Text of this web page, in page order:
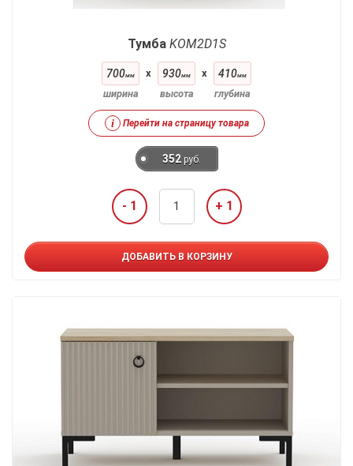
Тумба KOM2D1S
700мм
ширина
x 930мм
высота
x 410мм
глубина
i Перейти на страницу товара
352 руб.
- 1 + 1
ДОБАВИТЬ В КОРЗИНУ